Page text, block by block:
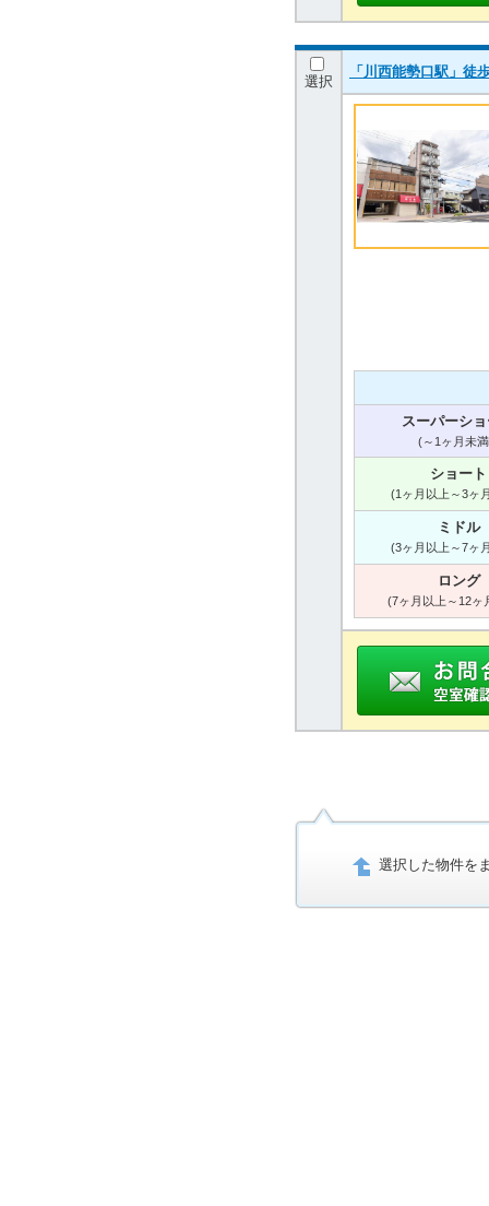
選択
「川西能勢口駅」徒
スーパーシ
(～1ヶ月未
ショート
(1ヶ月以上～3ヶ
ミドル
(3ヶ月以上～7ヶ
ロング
(7ヶ月以上～12ヶ
選択した物件を